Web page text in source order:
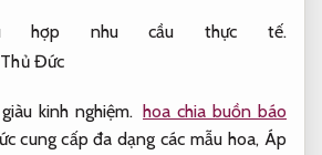
hợp nhu cầu thực tế.
kinh nghiệm. hoa chia buồn báo
cung cấp đa dạng các mẫu hoa, Áp